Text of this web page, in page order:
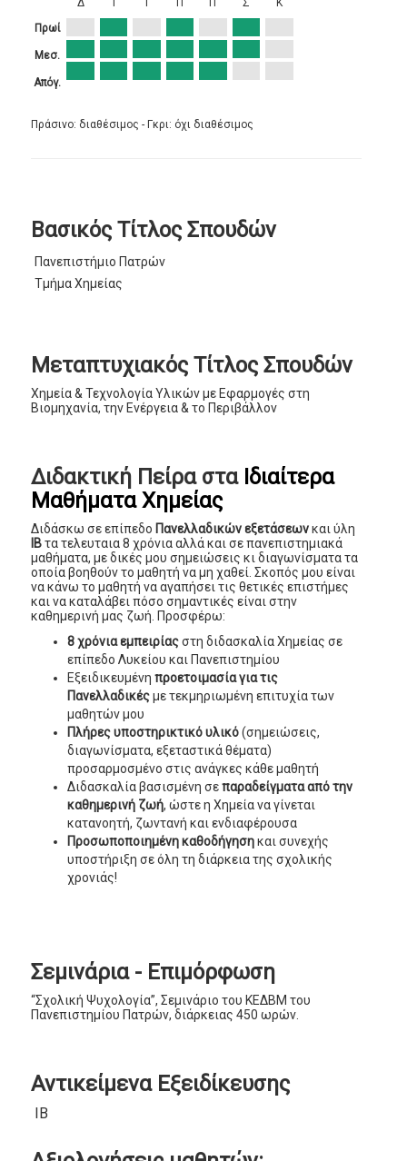
Πρωί
Μεσ.
Απόγ.
Δ Τ Τ Π Π Σ Κ
Πράσινο: διαθέσιμος - Γκρι: όχι διαθέσιμος
Βασικός Τίτλος Σπουδών
Πανεπιστήμιο Πατρών
Τμήμα Χημείας
Μεταπτυχιακός Τίτλος Σπουδών
Χημεία & Τεχνολογία Υλικών με Εφαρμογές στη
Βιομηχανία, την Ενέργεια & το Περιβάλλον
Διδακτική Πείρα στα Ιδιαίτερα
Μαθήματα Χημείας
Διδάσκω σε επίπεδο Πανελλαδικών εξετάσεωνκαι ύλη
ΙΒτα τελευταια 8 χρόνια αλλά και σε πανεπιστημιακά
μαθήματα, με δικές μου σημειώσεις κι διαγωνίσματα τα
οποία βοηθούν το μαθητή να μη χαθεί. Σκοπός μου είναι
να κάνω το μαθητή να αγαπήσει τις θετικές επιστήμες
και να καταλάβει πόσο σημαντικές είναι στην
καθημερινή μας ζωή. Προσφέρω:
8 χρόνια εμπειρίαςστη διδασκαλία Χημείας σε
επίπεδο Λυκείου και Πανεπιστημίου
Εξειδικευμένηπροετοιμασία για τις
Πανελλαδικέςμε τεκμηριωμένη επιτυχία των
μαθητών μου
Πλήρες υποστηρικτικό υλικό(σημειώσεις,
διαγωνίσματα, εξεταστικά θέματα)
προσαρμοσμένο στις ανάγκες κάθε μαθητή
Διδασκαλία βασισμένη σεπαραδείγματα από την
καθημερινή ζωή, ώστε η Χημεία να γίνεται
κατανοητή, ζωντανή και ενδιαφέρουσα
Προσωποποιημένη καθοδήγησηκαι συνεχής
υποστήριξη σε όλη τη διάρκεια της σχολικής
χρονιάς!
Σεμινάρια - Επιμόρφωση
“Σχολική Ψυχολογία”, Σεμινάριο του ΚΕΔΒΜ του
Πανεπιστημίου Πατρών, διάρκειας 450 ωρών.
Αντικείμενα Εξειδίκευσης
IB